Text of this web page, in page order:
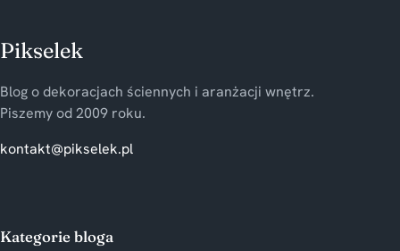
Pikselek
Blog o dekoracjach ściennych i aranżacji wnętrz.
Piszemy od 2009 roku.
kontakt@pikselek.pl
Kategorie bloga